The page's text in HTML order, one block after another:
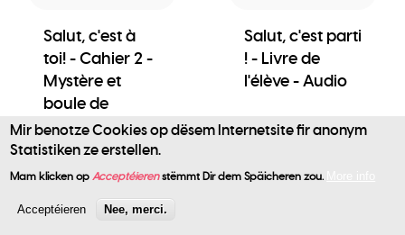
User
account
Salut, c'est à
toi! - Cahier 2 -
Mystère et
boule de
gomme ! -
Audio
Salut, c'est parti
! - Livre de
l'élève - Audio
Mir benotze Cookies op dësem Internetsite fir anonym
Statistiken ze erstellen.
Mam klicken op Acceptéierenstëmmt Dir dem Späicheren zou.
Acceptéieren Nee, merci.